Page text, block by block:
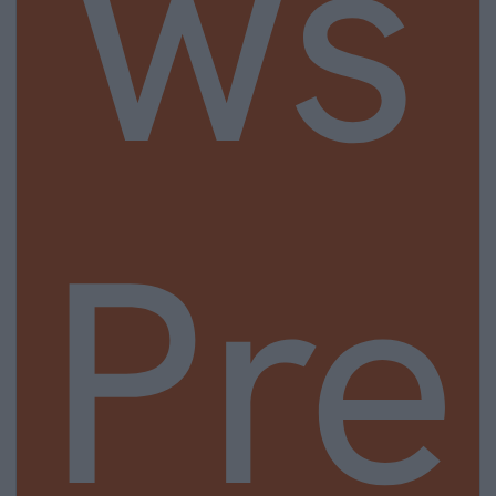
Pre